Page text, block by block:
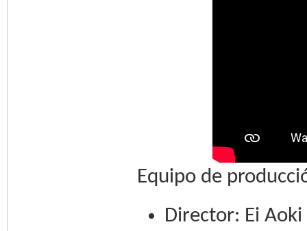
Equipo de
Director: Ei